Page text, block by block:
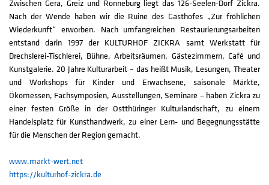
Zwischen Gera, Greiz und Ronneburg liegt das 126-Seelen-Dorf Zickra.
Nach der Wende haben wir die Ruine des Gasthofes „Zur fröhlichen
Wiederkunft“ erworben. Nach umfangreichen Restaurierungsarbeiten
entstand darin 1997 der KULTURHOF ZICKRA samt Werkstatt für
Drechslerei-Tischlerei, Bühne, Arbeitsräumen, Gästezimmern, Café und
Kunstgalerie. 20 Jahre Kulturarbeit – das heißt Musik, Lesungen, Theater
und Workshops für Kinder und Erwachsene, saisonale Märkte,
Ökomessen, Fachsymposien, Ausstellungen, Seminare – haben Zickra zu
einer festen Größe in der Ostthüringer Kulturlandschaft, zu einem
Handelsplatz für Kunsthandwerk, zu einer Lern- und Begegnungsstätte
für die Menschen der Region gemacht.
www.markt-wert.net
https://kulturhof-zickra.de